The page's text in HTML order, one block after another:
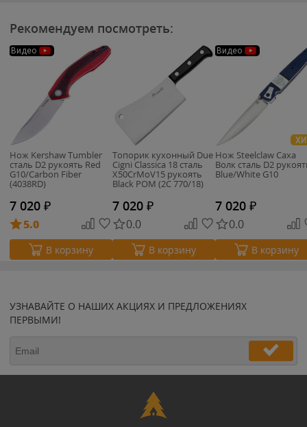
Рекомендуем посмотреть:
Видео
Нож Kershaw Tumbler
сталь D2 рукоять Red
G10/Carbon Fiber
(4038RD)
7 020 ₽
5.0
В корзину
Топорик кухонный Due
Cigni Classica 18 cталь
X50CrMoV15 рукоять
Black POM (2C 770/18)
7 020 ₽
0.0
В корзину
Видео
Нож Steelclaw Саха
Волк сталь D2
Blue/White G10
7 020 ₽
0.0
В корзину
УЗНАВАЙТЕ О НАШИХ АКЦИЯХ И ПРЕДЛОЖЕНИЯХ
ПЕРВЫМИ!